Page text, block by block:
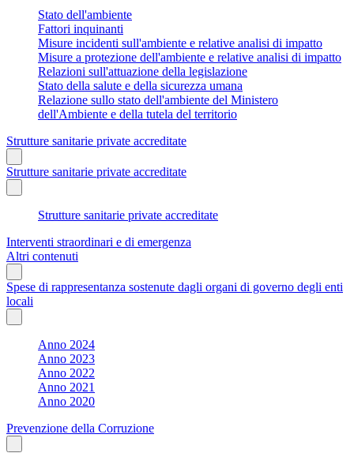
Stato dell'ambiente
Fattori inquinanti
Misure incidenti sull'ambiente e relative analisi di impatto
Misure a protezione dell'ambiente e relative analisi di impatto
Relazioni sull'attuazione della legislazione
Stato della salute e della sicurezza umana
Relazione sullo stato dell'ambiente del Ministero
dell'Ambiente e della tutela del territorio
Strutture sanitarie private accreditate
Strutture sanitarie private accreditate
Strutture sanitarie private accreditate
Interventi straordinari e di emergenza
Altri contenuti
Spese di rappresentanza sostenute dagli organi di governo degli enti
locali
Anno 2024
Anno 2023
Anno 2022
Anno 2021
Anno 2020
Prevenzione della Corruzione